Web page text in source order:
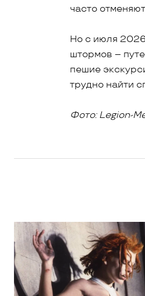
часто
Но с июля 2026
штормов –
пешие
трудно найти
Фото: Legion-